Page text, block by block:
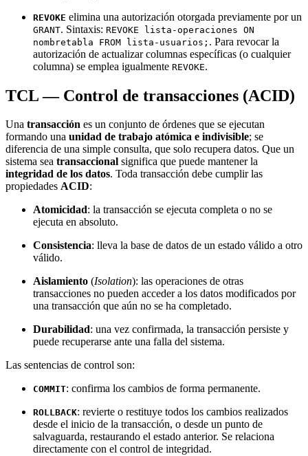
REVOKE elimina una autorización otorgada previamente por un
GRANT. Sintaxis: REVOKE lista-operaciones ON
nombretabla FROM lista-usuarios; . Para revocar la
autorización de actualizar columnas específicas (o cualquier
columna) se emplea igualmente REVOKE.
TCL — Control de transacciones (ACID)
Una transacción es un conjunto de órdenes que se ejecutan
formando una unidad de trabajo atómica e indivisible; se
diferencia de una simple consulta, que solo recupera datos. Que un
sistema sea transaccional significa que puede mantener la
integridad de los datos. Toda transacción debe cumplir las
propiedades ACID:
Atomicidad: la transacción se ejecuta completa o no se
ejecuta en absoluto.
Consistencia: lleva la base de datos de un estado válido a otro
válido.
Aislamiento (Isolation): las operaciones de otras
transacciones no pueden acceder a los datos modificados por
una transacción que aún no se ha completado.
Durabilidad: una vez confirmada, la transacción persiste y
puede recuperarse ante una falla del sistema.
Las sentencias de control son:
COMMIT: confirma los cambios de forma permanente.
ROLLBACK: revierte o restituye todos los cambios realizados
desde el inicio de la transacción, o desde un punto de
salvaguarda, restaurando el estado anterior. Se relaciona
directamente con el control de integridad.